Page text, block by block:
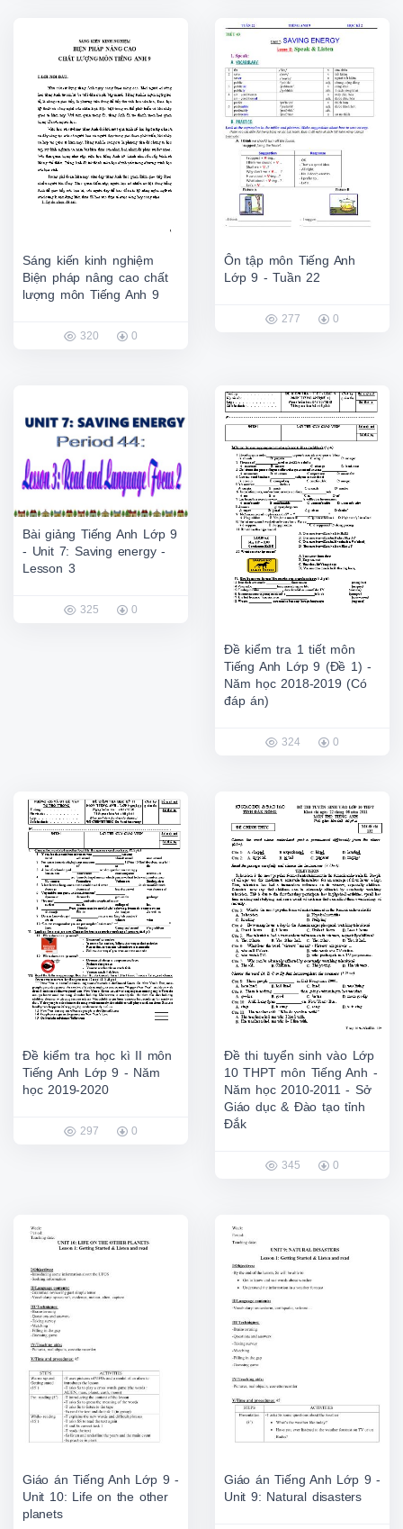
Sáng kiến kinh nghiệm
Biện pháp nâng cao chất
lượng môn Tiếng Anh 9
320 0
Ôn tập môn Tiếng Anh
Lớp 9 - Tuần 22
277 0
Bài giảng Tiếng Anh Lớp 9
- Unit 7: Saving energy -
Lesson 3
325 0
Đề kiểm tra 1 tiết môn
Tiếng Anh Lớp 9 (Đề 1) -
Năm học 2018-2019 (Có
đáp án)
324 0
Đề kiểm tra học kì II môn
Tiếng Anh Lớp 9 - Năm
học 2019-2020
297 0
Đề thi tuyển sinh vào Lớp
10 THPT môn Tiếng Anh -
Năm học 2010-2011 - Sở
Giáo dục & Đào tạo tỉnh
Đắk
345 0
Giáo án Tiếng Anh Lớp 9 -
Unit 10: Life on the other
planets
Giáo án Tiếng Anh Lớp 9 -
Unit 9: Natural disasters